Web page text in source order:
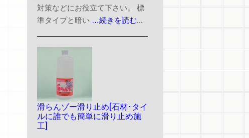
対策などにお役立て下さい。 標
準タイプと暗い …続きを読む...
滑らんゾー滑り止め[石材･タイ
ルに誰でも簡単に滑り止め施
工]